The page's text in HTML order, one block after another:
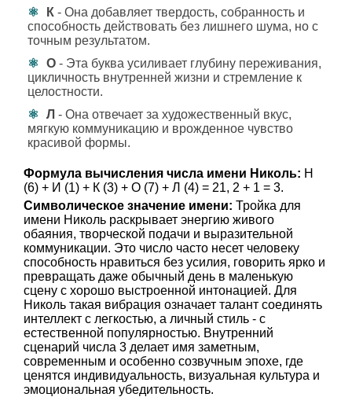
К - Она добавляет твердость, собранность и
способность действовать без лишнего шума, но с
точным результатом.
О - Эта буква усиливает глубину переживания,
цикличность внутренней жизни и стремление к
целостности.
Л - Она отвечает за художественный вкус,
мягкую коммуникацию и врожденное чувство
красивой формы.
Формула вычисления числа имени Николь: Н
(6) + И (1) + К (3) + О (7) + Л (4) = 21, 2 + 1 = 3.
Символическое значение имени: Тройка для
имени Николь раскрывает энергию живого
обаяния, творческой подачи и выразительной
коммуникации. Это число часто несет человеку
способность нравиться без усилия, говорить ярко и
превращать даже обычный день в маленькую
сцену с хорошо выстроенной интонацией. Для
Николь такая вибрация означает талант соединять
интеллект с легкостью, а личный стиль - с
естественной популярностью. Внутренний
сценарий числа 3 делает имя заметным,
современным и особенно созвучным эпохе, где
ценятся индивидуальность, визуальная культура и
эмоциональная убедительность.